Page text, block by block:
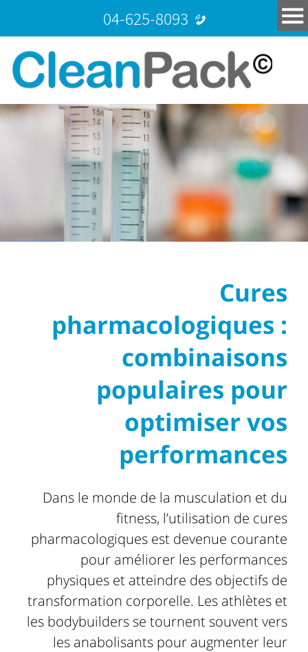
04-625-8093
Cures
pharmacologiques :
combinaisons
populaires pour
optimiser vos
performances
Dans le monde de la musculation et du
fitness, l’utilisation de cures
pharmacologiques est devenue courante
pour améliorer les performances
physiques et atteindre des objectifs de
transformation corporelle. Les athlètes et
les bodybuilders se tournent souvent vers
les anabolisants pour augmenter leur